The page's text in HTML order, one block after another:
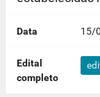
Data 15/
Edital
completo